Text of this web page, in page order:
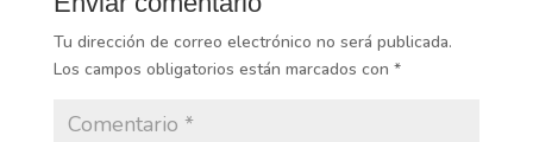
Tu dirección de correo electrónico no será publicada.
Los campos obligatorios están marcados con *